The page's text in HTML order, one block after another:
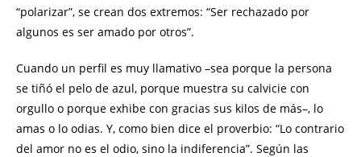
“polarizar”, se crean dos extremos: “Ser rechazado por
algunos es ser amado por otros”.
Cuando un perfil es muy llamativo –sea porque la persona
se tiñó el pelo de azul, porque muestra su calvicie con
orgullo o porque exhibe con gracias sus kilos de más–, lo
amas o lo odias. Y, como bien dice el proverbio: “Lo contrario
del amor no es el odio, sino la indiferencia”. Según las